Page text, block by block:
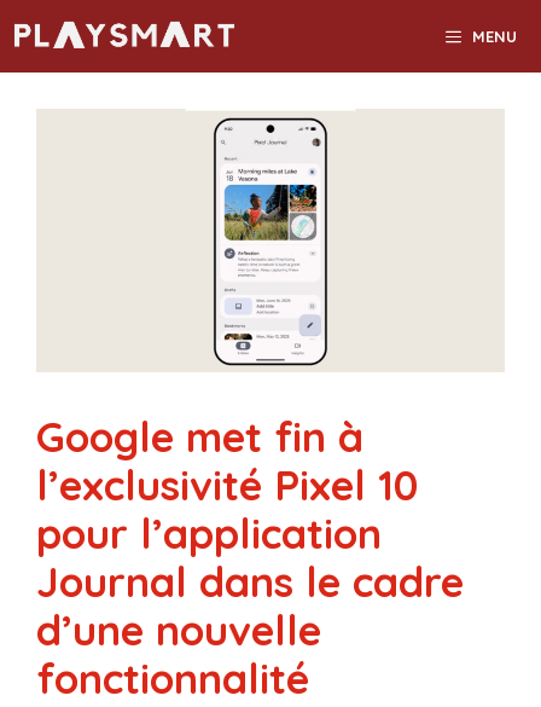
au
contenu
MENU
Google met fin à
l’exclusivité Pixel 10
pour l’application
Journal dans le cadre
d’une nouvelle
fonctionnalité